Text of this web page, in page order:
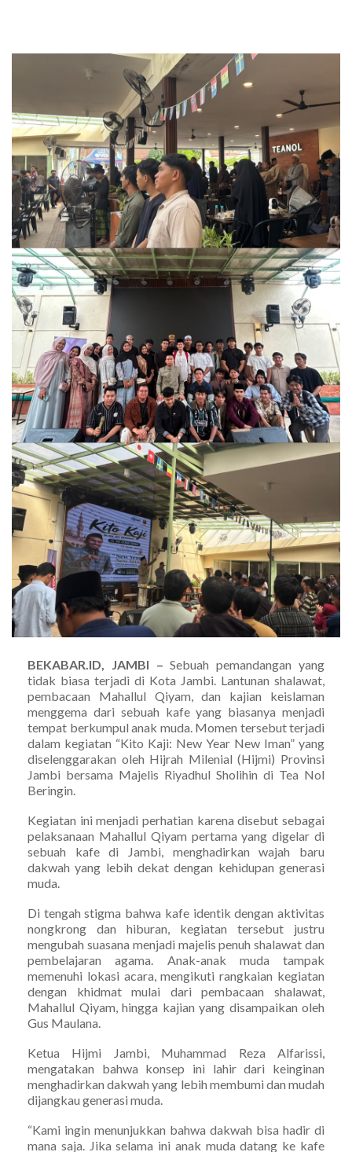
BEKABAR.ID, JAMBI – Sebuah pemandangan yang
tidak biasa terjadi di Kota Jambi. Lantunan shalawat,
pembacaan Mahallul Qiyam, dan kajian keislaman
menggema dari sebuah kafe yang biasanya menjadi
tempat berkumpul anak muda. Momen tersebut terjadi
dalam kegiatan “Kito Kaji: New Year New Iman” yang
diselenggarakan oleh Hijrah Milenial (Hijmi) Provinsi
Jambi bersama Majelis Riyadhul Sholihin di Tea Nol
Beringin.
Kegiatan ini menjadi perhatian karena disebut sebagai
pelaksanaan Mahallul Qiyam pertama yang digelar di
sebuah kafe di Jambi, menghadirkan wajah baru
dakwah yang lebih dekat dengan kehidupan generasi
muda.
Di tengah stigma bahwa kafe identik dengan aktivitas
nongkrong dan hiburan, kegiatan tersebut justru
mengubah suasana menjadi majelis penuh shalawat dan
pembelajaran agama. Anak-anak muda tampak
memenuhi lokasi acara, mengikuti rangkaian kegiatan
dengan khidmat mulai dari pembacaan shalawat,
Mahallul Qiyam, hingga kajian yang disampaikan oleh
Gus Maulana.
Ketua Hijmi Jambi, Muhammad Reza Alfarissi,
mengatakan bahwa konsep ini lahir dari keinginan
menghadirkan dakwah yang lebih membumi dan mudah
dijangkau generasi muda.
“Kami ingin menunjukkan bahwa dakwah bisa hadir di
mana saja. Jika selama ini anak muda datang ke kafe